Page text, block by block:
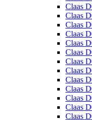
Claas
Claas
Claas
Claas
Claas
Claas
Claas
Claas
Claas
Claas
Claas
Claas
Claas